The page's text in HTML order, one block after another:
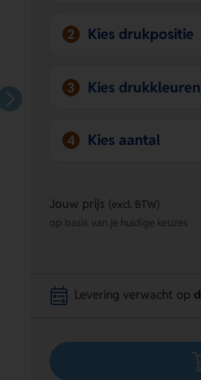
2 Kies drukpositie
3 Kies drukkleuren
4 Kies aantal
Jouw prijs (excl. BTW)
op basis van je huidige keuzes
Levering verwacht op